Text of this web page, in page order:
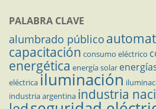
PALABRA CLAVE
alumbrado público
capacitación consumo eléctrico
energética energía solar
eléctricailuminación
industria argentina industria